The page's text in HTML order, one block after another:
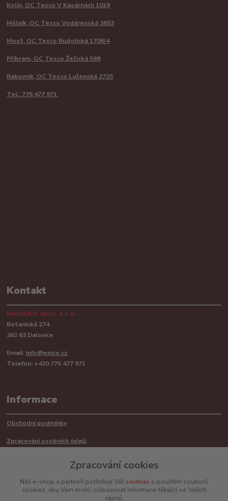
Kolín, OC Tesco V Kasárnách 1019
Mělník, OC Tesco Vodárenská 3653
Most, OC Tesco Rudolická 1706/4
Příbram, OC Tesco Žežická 598
Rakovník, OC Tesco Luženská 2725
Tel.: 775 477 971
Kontakt
NASIAKO spol. s.r.o.
Botanická 274
362 63 Dalovice
Email: info@enico.cz
Telefon: +420 775 477 971
Informace
Obchodní podmínky
Zpracování osobních údajů
Mimosoudní řešení sporů ADR
Zpracování cookies
Náš e-shop a partneři potřebují Váš souhlas s použitím souborů
cookies, aby Vám mohli zobrazovat informace týkající se Vašich
zájmů.